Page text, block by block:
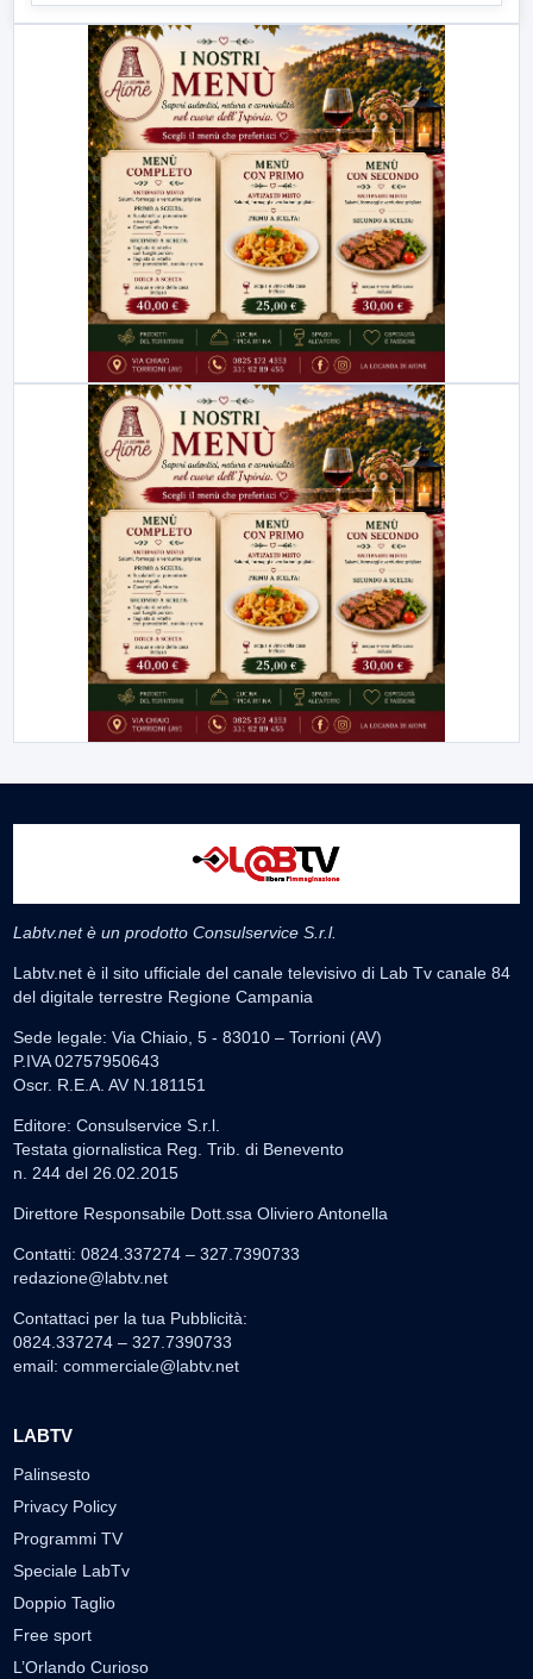
Labtv.net è un prodotto Consulservice S.r.l.
Labtv.net è il sito ufficiale del canale televisivo di Lab Tv canale 84
del digitale terrestre Regione Campania
Sede legale: Via Chiaio, 5 - 83010 – Torrioni (AV)
P.IVA 02757950643
Oscr. R.E.A. AV N.181151
Editore: Consulservice S.r.l.
Testata giornalistica Reg. Trib. di Benevento
n. 244 del 26.02.2015
Direttore Responsabile Dott.ssa Oliviero Antonella
Contatti: 0824.337274 – 327.7390733
redazione@labtv.net
Contattaci per la tua Pubblicità:
0824.337274 – 327.7390733
email: commerciale@labtv.net
LABTV
Palinsesto
Privacy Policy
Programmi TV
Speciale LabTv
Doppio Taglio
Free sport
L’Orlando Curioso